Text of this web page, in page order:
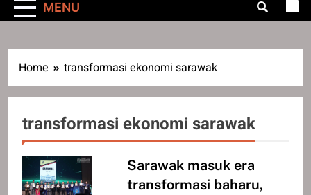
MENU
Home transformasi ekonomi sarawak
transformasi ekonomi sarawak
Sarawak masuk era
transformasi baharu,